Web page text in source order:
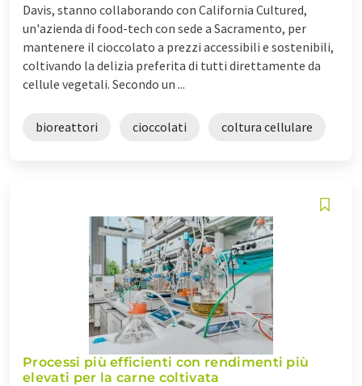
Davis, stanno collaborando con California Cultured,
un'azienda di food-tech con sede a Sacramento, per
mantenere il cioccolato a prezzi accessibili e sostenibili,
coltivando la delizia preferita di tutti direttamente da
cellule vegetali. Secondo un ...
bioreattori cioccolati coltura cellulare
Processi più efficienti con rendimenti più
elevati per la carne coltivata